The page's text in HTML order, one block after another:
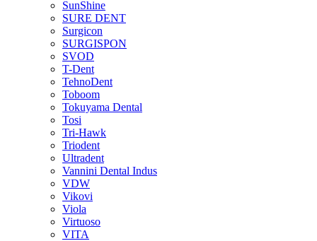
SunShine
SURE DENT
Surgicon
SURGISPON
SVOD
T-Dent
TehnoDent
Toboom
Tokuyama Dental
Tosi
Tri-Hawk
Triodent
Ultradent
Vannini Dental Indus
VDW
Vikovi
Viola
Virtuoso
VITA